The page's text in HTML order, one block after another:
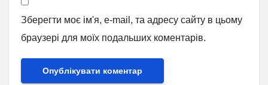
Зберегти моє ім'я, e-mail, та адресу сайту в цьому
браузері для моїх подальших коментарів.